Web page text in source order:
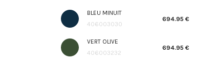
BLEU MINUIT
406003030
694.95 €
VERT OLIVE
406003232
694.95 €